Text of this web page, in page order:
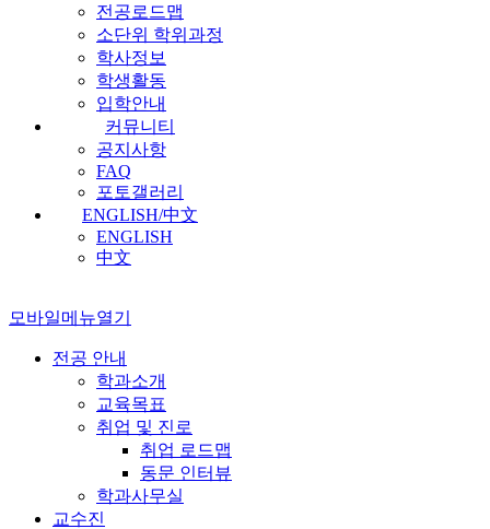
전공로드맵
소단위 학위과정
학사정보
학생활동
입학안내
커뮤니티
공지사항
FAQ
포토갤러리
ENGLISH/中文
ENGLISH
中文
모바일메뉴열기
전공 안내
학과소개
교육목표
취업 및 진로
취업 로드맵
동문 인터뷰
학과사무실
교수진